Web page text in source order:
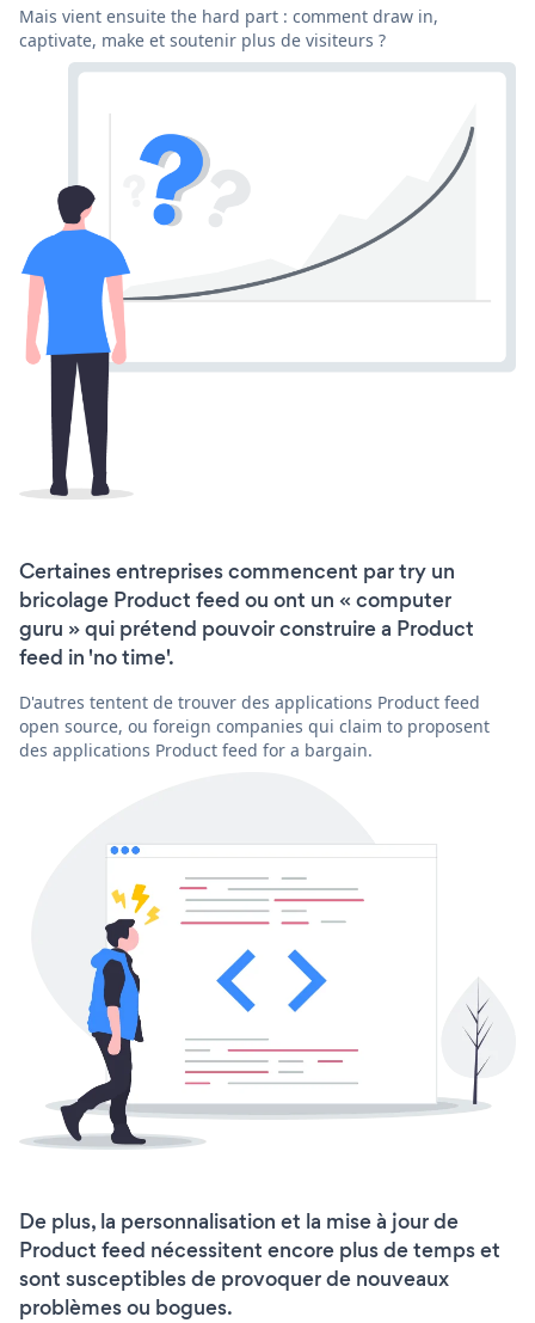
Mais vient ensuite the hard part : comment draw in,
captivate, make et soutenir plus de visiteurs ?
Certaines entreprises commencent par try un
bricolage Product feed ou ont un « computer
guru » qui prétend pouvoir construire a Product
feed in 'no time'.
D'autres tentent de trouver des applications Product feed
open source, ou foreign companies qui claim to proposent
des applications Product feed for a bargain.
De plus, la personnalisation et la mise à jour de
Product feed nécessitent encore plus de temps et
sont susceptibles de provoquer de nouveaux
problèmes ou bogues.